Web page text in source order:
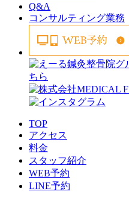
Q&A
コンサルティング業務
TOP
アクセス
料金
スタッフ紹介
WEB予約
LINE予約